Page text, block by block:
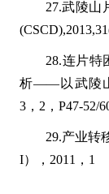
27.武陵山
28.连片特
析——以武陵山
3，2，P47-52/
29.产业转
I），2011，1